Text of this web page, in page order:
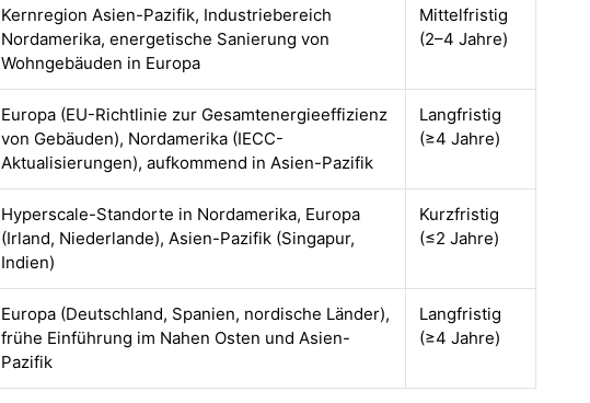
Kernregion Asien-Pazifik, Industriebereich
Nordamerika, energetische Sanierung von
Wohngebäuden in Europa
Mittelfristig
(2–4 Jahre)
Europa (EU-Richtlinie zur Gesamtenergieeffizienz
von Gebäuden), Nordamerika (IECC-
Aktualisierungen), aufkommend in Asien-Pazifik
Langfristig
(≥4 Jahre)
Hyperscale-Standorte in Nordamerika, Europa
(Irland, Niederlande), Asien-Pazifik (Singapur,
Indien)
Kurzfristig
(≤2 Jahre)
Europa (Deutschland, Spanien, nordische Länder),
frühe Einführung im Nahen Osten und Asien-
Pazifik
Langfristig
(≥4 Jahre)